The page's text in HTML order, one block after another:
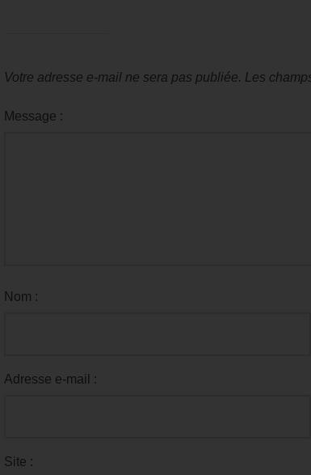
Votre adresse e-mail ne sera pas publiée. Les
Message :
Nom :
Adresse e-mail :
Site :